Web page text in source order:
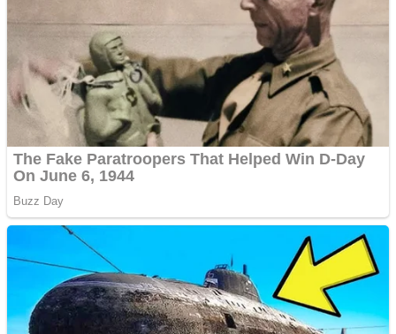
Creez aplicatie
ANDROID pentru siteul
tau
ANDROID pentru siteul
multe ziare online